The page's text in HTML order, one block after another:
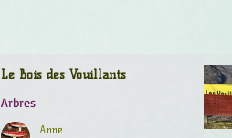
Le Bois des Vouillants
Arbres
Anne